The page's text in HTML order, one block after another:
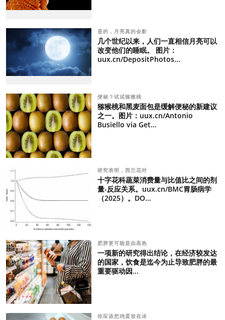
是的，月亮真的会影
几个世纪以来，人们一直相信月亮可以
改变他们的睡眠。 图片：
uux.cn/DepositPhotos...
便秘？试试猕猴桃
猕猴桃和黑麦面包是缓解便秘的新建议
之一。图片：uux.cn/Antonio
Busiello via Get...
研究表明，西兰花对
十字花科蔬菜消费量与比值比之间的剂
量-反应关系。uux.cn/BMC胃肠病学
（2025）。DO...
肥胖更可能是由高热
一项新的研究得出结论，在经济较发达
的国家，饮食是迄今为止导致肥胖的最
重要驱动因...
你应该把鸡蛋放在冰